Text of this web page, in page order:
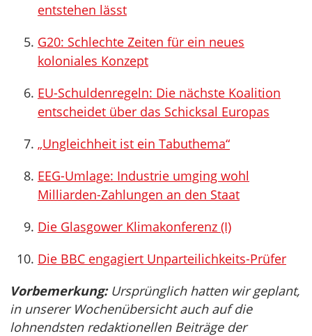
entstehen lässt
G20: Schlechte Zeiten für ein neues
koloniales Konzept
EU-Schuldenregeln: Die nächste Koalition
entscheidet über das Schicksal Europas
„Ungleichheit ist ein Tabuthema“
EEG-Umlage: Industrie umging wohl
Milliarden-Zahlungen an den Staat
Die Glasgower Klimakonferenz (I)
Die BBC engagiert Unparteilichkeits-Prüfer
Vorbemerkung:Ursprünglich hatten wir geplant,
in unserer Wochenübersicht auch auf die
lohnendsten redaktionellen Beiträge der